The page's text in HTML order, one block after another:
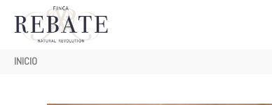
RutaINICIO